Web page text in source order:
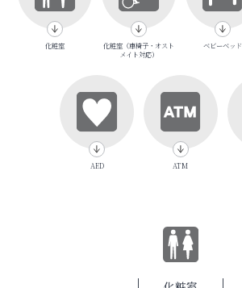
化粧室
化粧室（車椅子・オスト
メイト対応）
ベビーベッド
AED ATM